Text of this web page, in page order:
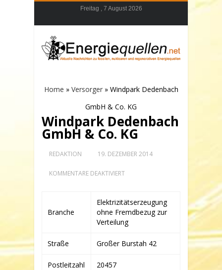
Freitag , 7 August 2026
Home » Versorger» Windpark Dedenbach
GmbH & Co. KG
Windpark Dedenbach
GmbH & Co. KG
REDAKTION 19. DEZEMBER 2014
KOMMENTARE DEAKTIVIERTFÜR
&
CO.
KG
Branche
Elektrizitätserzeugung
ohne Fremdbezug zur
Verteilung
Straße Großer Burstah 42
Postleitzahl 20457